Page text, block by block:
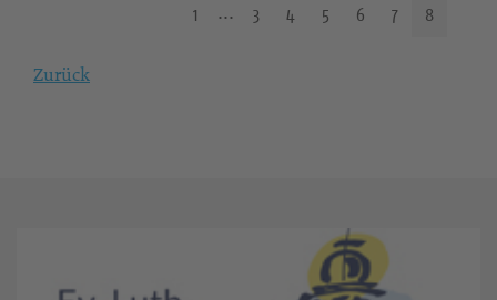
1 3 4 5 6 7 8
Zurück